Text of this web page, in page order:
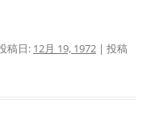
稿日: 12月 19, 1972 | 投稿